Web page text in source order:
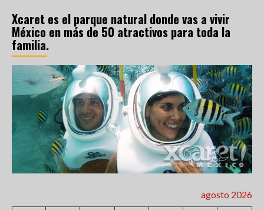
Xcaret es el parque natural donde vas a vivir
México en más de 50 atractivos para toda la
familia.
agosto 2026